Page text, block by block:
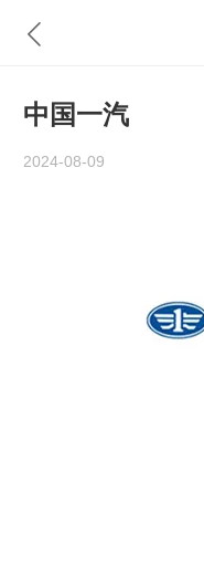
中国一汽
2024-08-09